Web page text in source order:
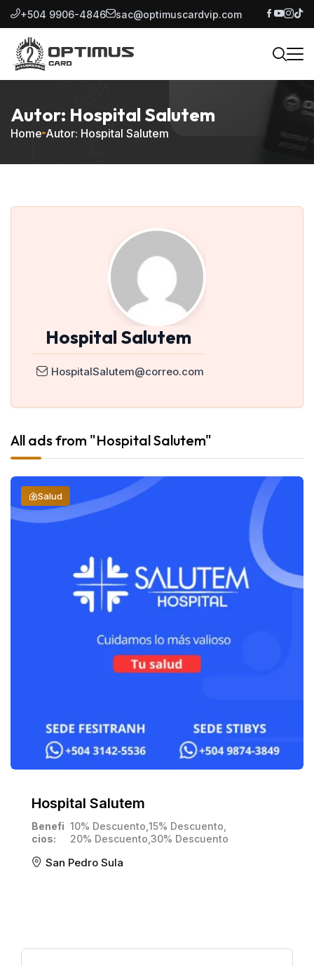
+504 9906-4846 sac@optimuscardvip.com
Autor: Hospital Salutem
Home Autor: Hospital Salutem
Hospital Salutem
HospitalSalutem@correo.com
All ads from "Hospital Salutem"
Hospital Salutem
Benefi
cios
10% Descuento ,15% Descuento
20% Descuento ,30% Descuento
Salud
San Pedro Sula